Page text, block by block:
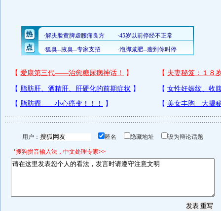
用户： 匿名 隐藏地址 设为辩论话题
*搜狗拼音输入法，中文处理专家>>